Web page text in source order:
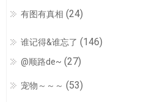
有图有真相 (24)
谁记得&谁忘了 (146)
@顺路de~ (27)
宠物～～～ (53)